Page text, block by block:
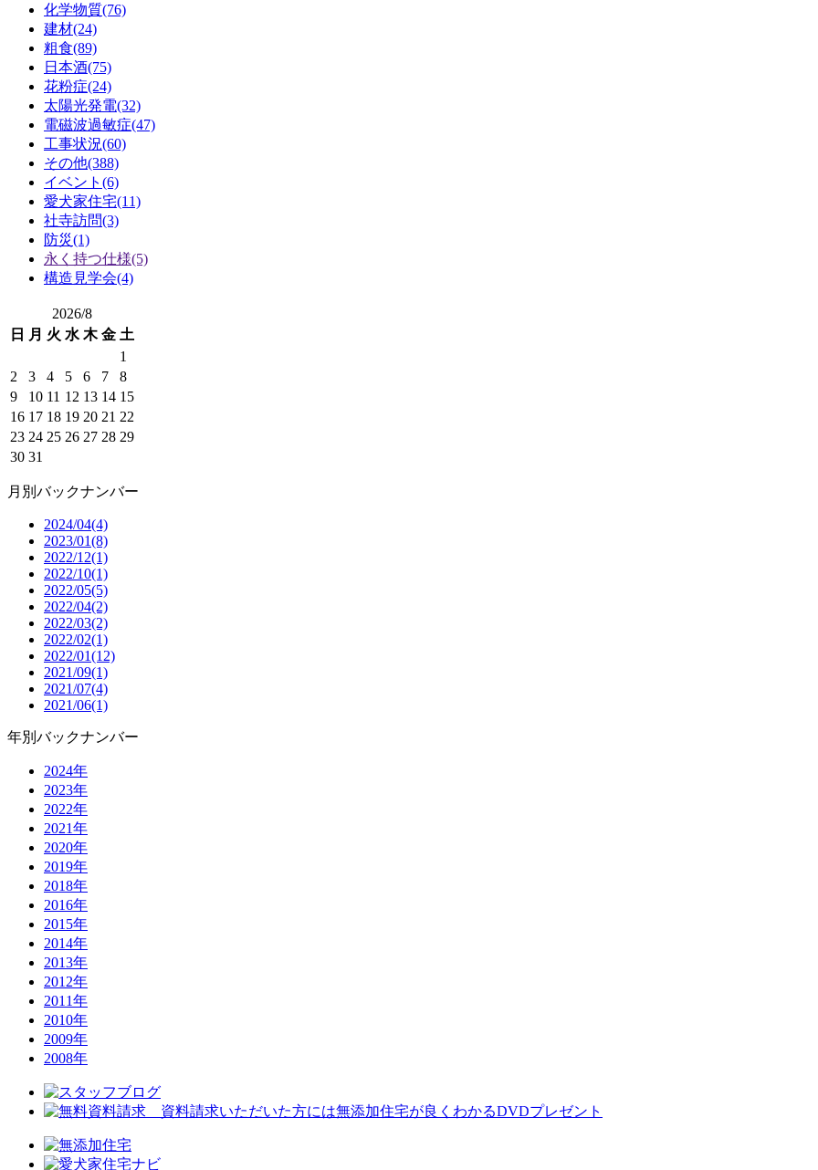
化学物質(76)
建材(24)
粗食(89)
日本酒(75)
花粉症(24)
太陽光発電(32)
電磁波過敏症(47)
工事状況(60)
その他(388)
イベント(6)
愛犬家住宅(11)
社寺訪問(3)
防災(1)
永く持つ仕様(5)
構造見学会(4)
2026/8
日
月 火 水 木 金 土
1
2
3 4 5 6 7
8
9
10 11 12 13 14 15
16 17 18 19 20 21 22
23 24 25 26 27 28 29
30 31
月別バックナンバー
2024/04(4)
2023/01(8)
2022/12(1)
2022/10(1)
2022/05(5)
2022/04(2)
2022/03(2)
2022/02(1)
2022/01(12)
2021/09(1)
2021/07(4)
2021/06(1)
年別バックナンバー
2024年
2023年
2022年
2021年
2020年
2019年
2018年
2016年
2015年
2014年
2013年
2012年
2011年
2010年
2009年
2008年